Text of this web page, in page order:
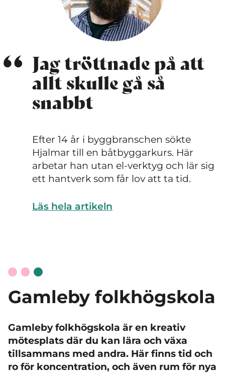
Jag tröttnade på att
allt skulle gå så
snabbt
Efter 14 år i byggbranschen sökte
Hjalmar till en båtbyggarkurs. Här
arbetar han utan el-verktyg och lär sig
ett hantverk som får lov att ta tid.
Läs hela artikeln
Gamleby folkhögskola
Gamleby folkhögskola är en kreativ
mötesplats där du kan lära och växa
tillsammans med andra. Här finns tid och
ro för koncentration, och även rum för nya